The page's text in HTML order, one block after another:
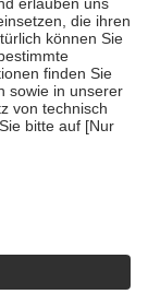
18. Lebensjahr
die von der
Bewertungen